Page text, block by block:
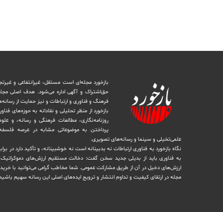
بازخورد مجله‌ای است مستقل، غیرانتفاعی و
حق‌اشتراک و آگهی اداره می‌شود. ‏هدف اصلی
فرهنگ و فناوری و ارتباطات و نیز حمایت از
بازخورد از منظر تحلیلی و نقادانه به حوزه‌های
روزنامه‌نگاری، ‏مطالعات فرهنگی و رسانه، و علوم
پرداختن به موضوعاتی مشابه در عرصه
علمی‌تخیلی و سینما و رسانه‌های تصویری.
نگاه بازخورد به فناوری ارتباطات نه بدبینانه است نه خوشبینانه، و تأکید دارد ‏در
به فناوری باید از بدیلی جدید سخن گفت: دخالت مستقیم ارزش‌های دموکراتیک
ارزش‌های دخيل در آن از طریق مشاركت عمومی. شما مخاطب گرامی می‌توانید با
مجله در ارتقای کیفیت و تداوم انتشار و ترویج ایده‌های اصلی این رسانه سهیم